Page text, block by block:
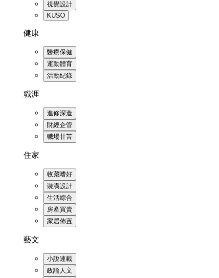
視覺設計
KUSO
健康
醫療保健
運動體育
活動紀錄
職涯
進修深造
財經企管
職場甘苦
住家
收藏嗜好
裝潢設計
生活綜合
房產買賣
家居佈置
藝文
小說連載
政論人文